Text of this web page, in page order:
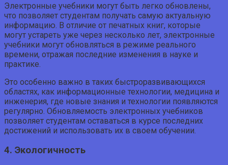
Электронные учебники могут быть легко обновлены,
что позволяет студентам получать самую актуальную
информацию. В отличие от печатных книг, которые
могут устареть уже через несколько лет, электронные
учебники могут обновляться в режиме реального
времени, отражая последние изменения в науке и
практике.
Это особенно важно в таких быстроразвивающихся
областях, как информационные технологии, медицина и
инженерия, где новые знания и технологии появляются
регулярно. Обновляемость электронных учебников
позволяет студентам оставаться в курсе последних
достижений и использовать их в своем обучении.
4. Экологичность